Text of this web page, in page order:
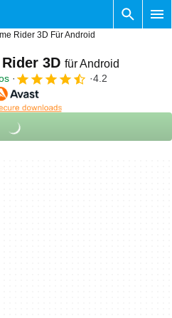
Rider 3D Für Android
3D für Android
4.2